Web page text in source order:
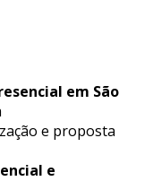
em São
e proposta
e